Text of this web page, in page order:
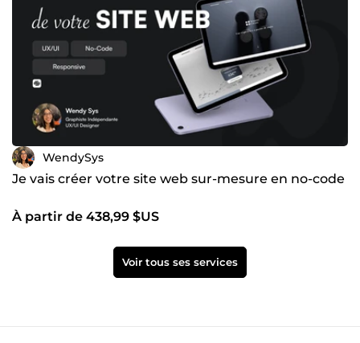
WendySys
Je vais créer votre site web sur-mesure en no-code
À partir de 438,99 $US
Voir tous ses services